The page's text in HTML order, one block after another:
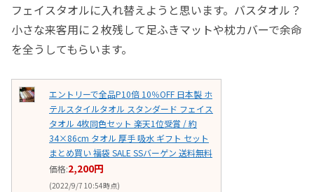
フェイスタオルに入れ替えようと思います。バスタオル？
小さな来客用に２枚残して足ふきマットや枕カバーで余命
を全うしてもらいます。
エントリーで全品P10倍 10％OFF 日本製 ホ
テルスタイルタオル スタンダード フェイス
タオル 4枚同色セット 楽天1位受賞 / 約
34×86cm タオル 厚手 吸水 ギフト セット
まとめ買い 福袋 SALE SSバーゲン 送料無料
価格:2,200円
(2022/9/7 10:54時点)